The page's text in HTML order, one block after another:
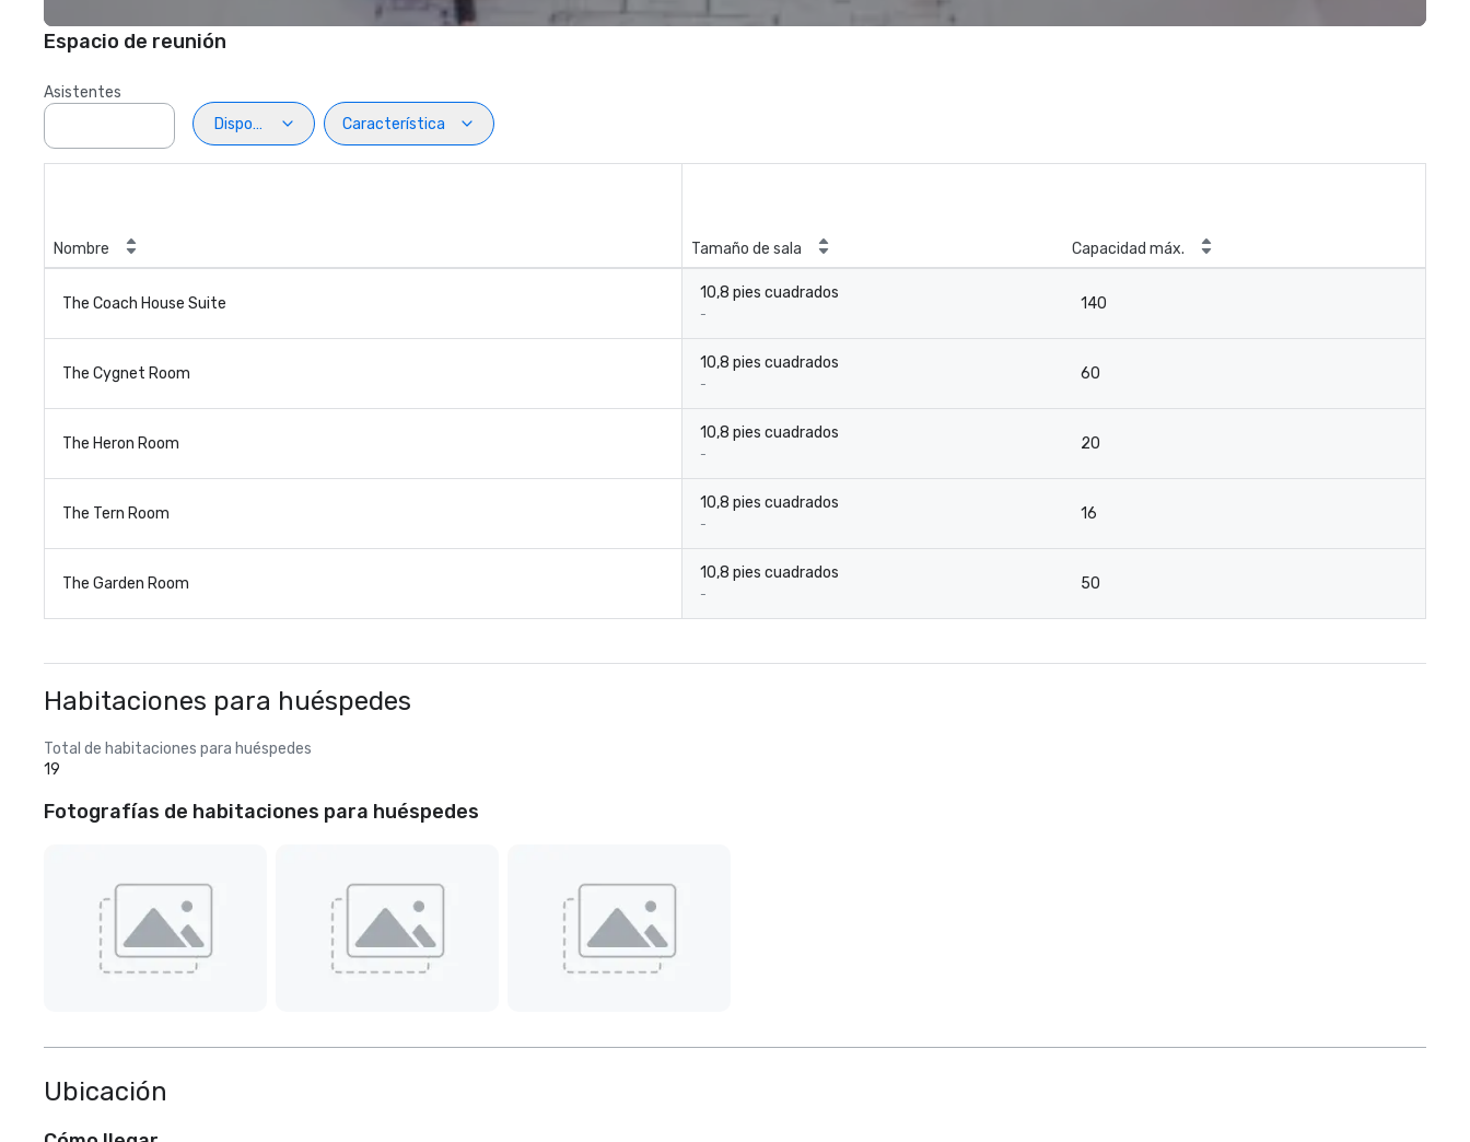
Espacio de reunión
Asistentes
Disposiciön
Característica
Nombre Tamaño de sala Capacidad máx.
The Coach House Suite
10,8 pies cuadrados
-
140
The Cygnet Room
10,8 pies cuadrados
-
60
The Heron Room
10,8 pies cuadrados
-
20
The Tern Room
10,8 pies cuadrados
-
16
The Garden Room
10,8 pies cuadrados
-
50
Habitaciones para huéspedes
Total de habitaciones para huéspedes
19
Fotografías de habitaciones para huéspedes
Ubicación